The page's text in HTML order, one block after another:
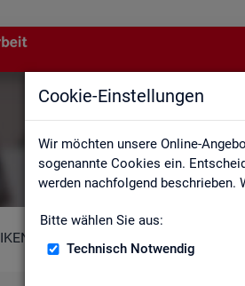
Cookie-Einstellungen
Wir möchten unsere Online-
sogenannte Cookies ein.
werden nachfolgend beschrieben.
Bitte wählen Sie aus:
Technisch Notwendig